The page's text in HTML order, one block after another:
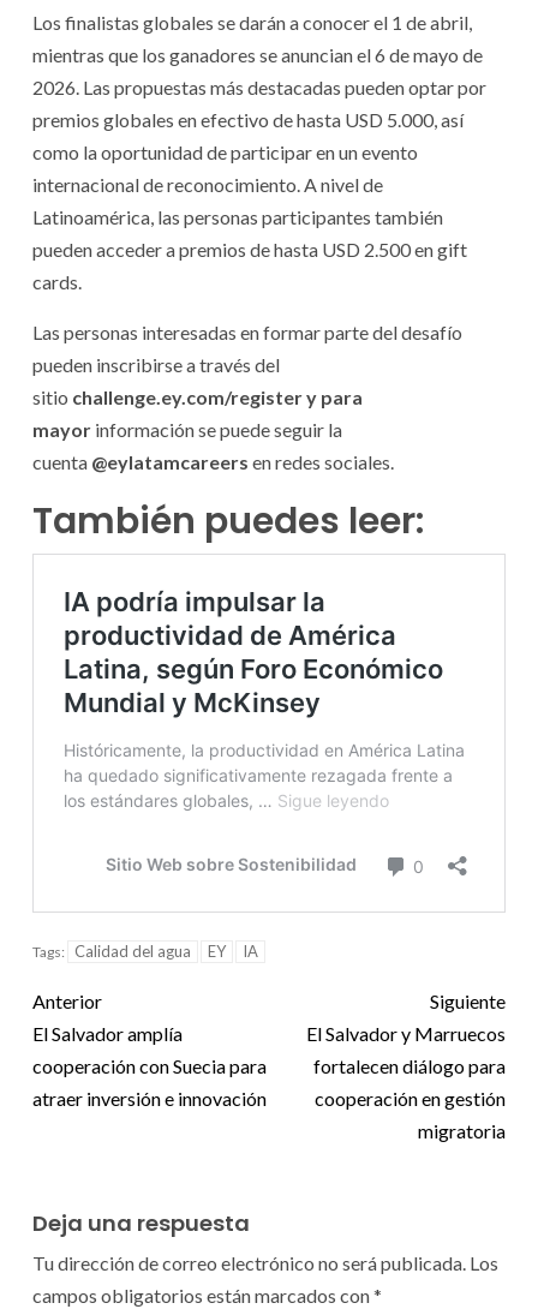
Los finalistas globales se darán a conocer el 1 de abril,
mientras que los ganadores se anuncian el 6 de mayo de
2026. Las propuestas más destacadas pueden optar por
premios globales en efectivo de hasta USD 5.000, así
como la oportunidad de participar en un evento
internacional de reconocimiento. A nivel de
Latinoamérica, las personas participantes también
pueden acceder a premios de hasta USD 2.500 en gift
cards.
Las personas interesadas en formar parte del desafío
pueden inscribirse a través del
sitio challenge.ey.com/register y para
mayor información se puede seguir la
cuenta @eylatamcareers en redes sociales.
También puedes leer:
Tags: Calidad del agua EY IA
Anterior
El Salvador amplía
cooperación con Suecia para
atraer inversión e innovación
Siguiente
El Salvador y Marruecos
fortalecen diálogo para
cooperación en gestión
migratoria
Deja una respuesta
Tu dirección de correo electrónico no será publicada. Los
campos obligatorios están marcados con*